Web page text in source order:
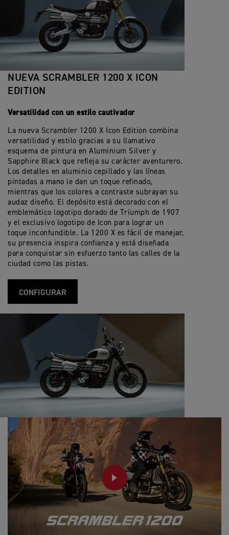
NUEVA SCRAMBLER 1200 X ICON
EDITION
Versatilidad con un estilo cautivador
La nueva Scrambler 1200 X Icon Edition combina
versatilidad y estilo gracias a su llamativo
esquema de pintura en Aluminium Silver y
Sapphire Black que refleja su carácter aventurero.
Los detalles en aluminio cepillado y las líneas
pintadas a mano le dan un toque refinado,
mientras que los colores a contraste subrayan su
audaz diseño. El depósito está decorado con el
emblemático logotipo dorado de Triumph de 1907
y el exclusivo logotipo de Icon para lograr un
toque inconfundible. La 1200 X es fácil de manejar,
su presencia inspira confianza y está diseñada
para conquistar sin esfuerzo tanto las calles de la
ciudad como las pistas.
CONFIGURAR
PLAY